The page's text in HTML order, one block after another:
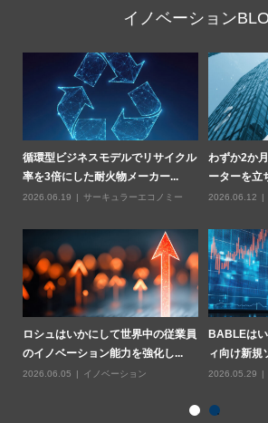
イノベーション
循環型ビジネスモデルでリサイクル
率を3倍にした耐火物メーカー...
2026.06.19 サーキュラーエコノミー
わずか2か
ーターを立
2026.06.12
ロシュはいかにして世界中の従業員
のイノベーション能力を強化し...
2026.06.05 イノベーション
BABLEは
ィ向け新規
2026.05.29